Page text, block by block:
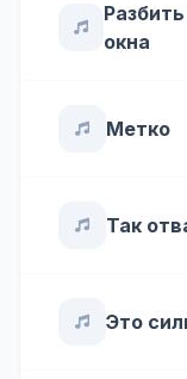
окна
Метко
Так
Это